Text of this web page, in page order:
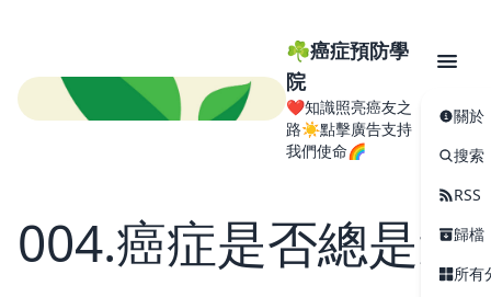
☘️癌症預防學
院
❤️知識照亮癌友之
路☀️點擊廣告支持
我們使命🌈
關於
搜索
RSS
歸檔
所有
004.癌症是否總是遺